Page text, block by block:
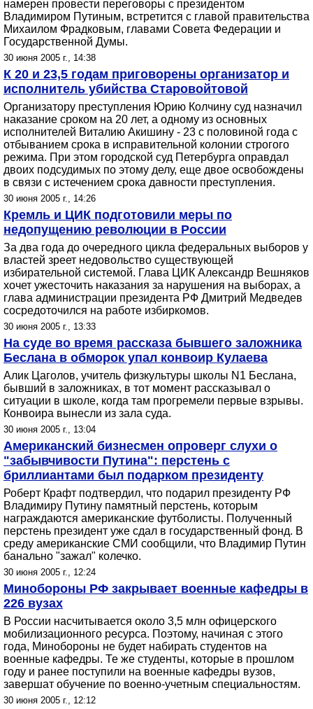
намерен провести переговоры с президентом
Владимиром Путиным, встретится с главой правительства
Михаилом Фрадковым, главами Совета Федерации и
Государственной Думы.
30 июня 2005 г., 14:38
К 20 и 23,5 годам приговорены организатор и
исполнитель убийства Старовойтовой
Организатору преступления Юрию Колчину суд назначил
наказание сроком на 20 лет, а одному из основных
исполнителей Виталию Акишину - 23 с половиной года с
отбыванием срока в исправительной колонии строгого
режима. При этом городской суд Петербурга оправдал
двоих подсудимых по этому делу, еще двое освобождены
в связи с истечением срока давности преступления.
30 июня 2005 г., 14:26
Кремль и ЦИК подготовили меры по
недопущению революции в России
За два года до очередного цикла федеральных выборов у
властей зреет недовольство существующей
избирательной системой. Глава ЦИК Александр Вешняков
хочет ужесточить наказания за нарушения на выборах, а
глава администрации президента РФ Дмитрий Медведев
сосредоточился на работе избиркомов.
30 июня 2005 г., 13:33
На суде во время рассказа бывшего заложника
Беслана в обморок упал конвоир Кулаева
Алик Цаголов, учитель физкультуры школы N1 Беслана,
бывший в заложниках, в тот момент рассказывал о
ситуации в школе, когда там прогремели первые взрывы.
Конвоира вынесли из зала суда.
30 июня 2005 г., 13:04
Американский бизнесмен опроверг слухи о
"забывчивости Путина": перстень с
бриллиантами был подарком президенту
Роберт Крафт подтвердил, что подарил президенту РФ
Владимиру Путину памятный перстень, которым
награждаются американские футболисты. Полученный
перстень президент уже сдал в государственный фонд. В
среду американские СМИ сообщили, что Владимир Путин
банально "зажал" колечко.
30 июня 2005 г., 12:24
Минобороны РФ закрывает военные кафедры в
226 вузах
В России насчитывается около 3,5 млн офицерского
мобилизационного ресурса. Поэтому, начиная с этого
года, Минобороны не будет набирать студентов на
военные кафедры. Те же студенты, которые в прошлом
году и ранее поступили на военные кафедры вузов,
завершат обучение по военно-учетным специальностям.
30 июня 2005 г., 12:12